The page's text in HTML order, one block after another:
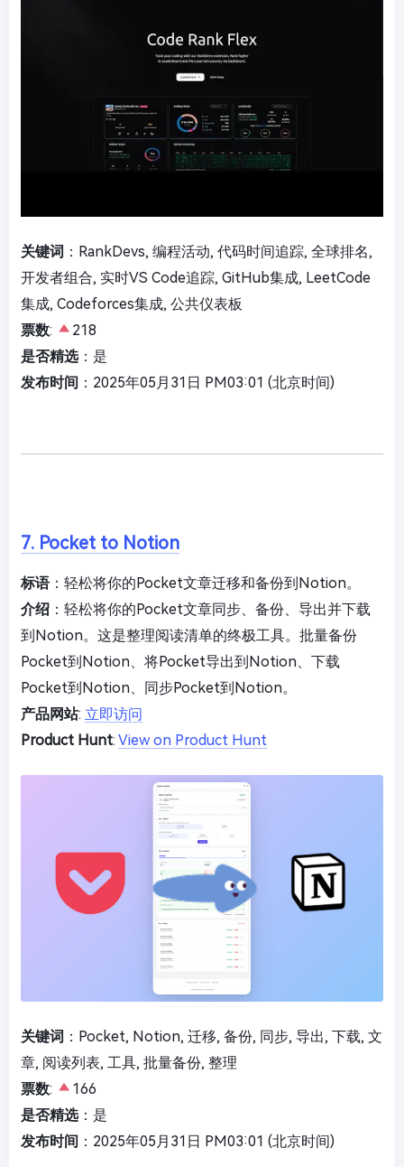
关键词 ：RankDevs, 编程活动, 代码时间追踪, 全球排名,
开发者组合, 实时VS Code追踪, GitHub集成, LeetCode
集成, Codeforces集成, 公共仪表板
票数:
218
是否精选：是
发布时间 ：2025年05月31日 PM03:01 (北京时间)
7. Pocket to Notion
标语：轻松将你的Pocket文章迁移和备份到Notion。
介绍 ：轻松将你的Pocket文章同步、备份、导出并下载
到Notion。这是整理阅读清单的终极工具。批量备份
Pocket到Notion、将Pocket导出到Notion、下载
Pocket到Notion、同步Pocket到Notion。
产品网站: 立即访问
Product Hunt: View on Product Hunt
关键词 ：Pocket, Notion, 迁移, 备份, 同步, 导出, 下载, 文
章, 阅读列表, 工具, 批量备份, 整理
票数:
166
是否精选：是
发布时间 ：2025年05月31日 PM03:01 (北京时间)